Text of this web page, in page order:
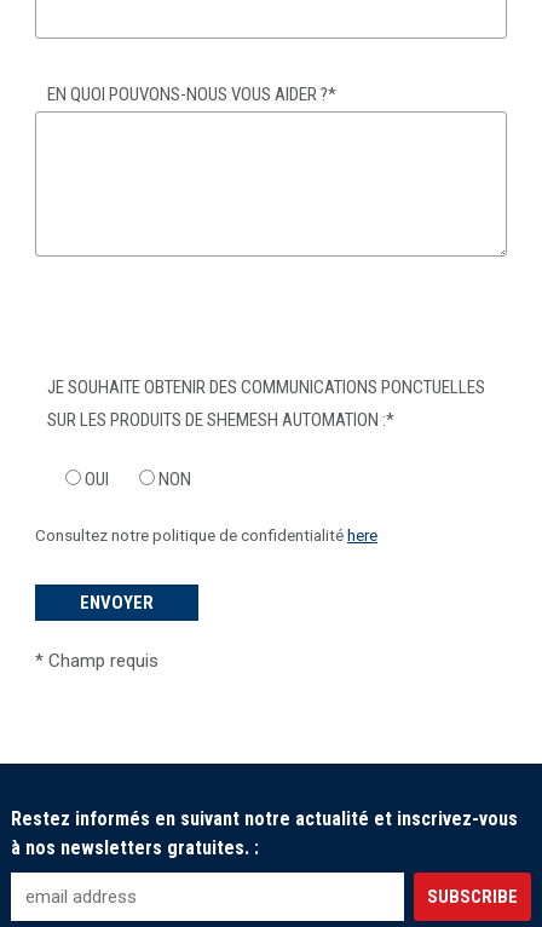
EN QUOI POUVONS-NOUS VOUS AIDER ?*
JE SOUHAITE OBTENIR DES COMMUNICATIONS PONCTUELLES
SUR LES PRODUITS DE SHEMESH AUTOMATION :*
OUI NON
Consultez notre politique de confidentialitéhere
*Champ requis
Restez informés en suivant notre actualité et inscrivez-vous
à nos newsletters gratuites. :